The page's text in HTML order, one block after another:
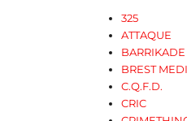
325
ATTAQUE
BARRIKADE
BREST
C.Q.F.D.
CRIC